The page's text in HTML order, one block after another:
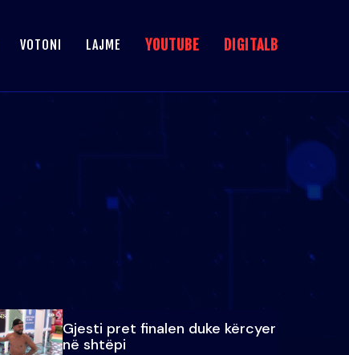
VOTONI LAJME YOUTUBE DIGITALB
Gjesti pret finalen duke kërcyer
në shtëpi